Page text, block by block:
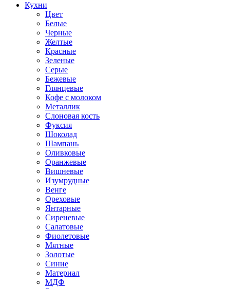
Кухни
Цвет
Белые
Черные
Желтые
Красные
Зеленые
Серые
Бежевые
Глянцевые
Кофе с молоком
Металлик
Слоновая кость
Фуксия
Шоколад
Шампань
Оливковые
Оранжевые
Вишневые
Изумрудные
Венге
Ореховые
Янтарные
Сиреневые
Салатовые
Фиолетовые
Мятные
Золотые
Синие
Материал
МДФ